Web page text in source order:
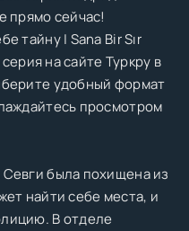
прямо сейчас!
тайну | Sana Bir Sır
на сайте Туркру в
удобный формат
просмотром
была похищена из
найти себе места, и
В отделе